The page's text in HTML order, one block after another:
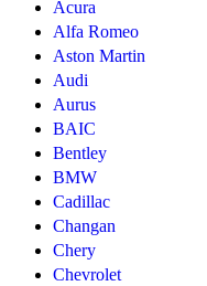
Acura
Alfa Romeo
Aston Martin
Audi
Aurus
BAIC
Bentley
BMW
Cadillac
Changan
Chery
Chevrolet